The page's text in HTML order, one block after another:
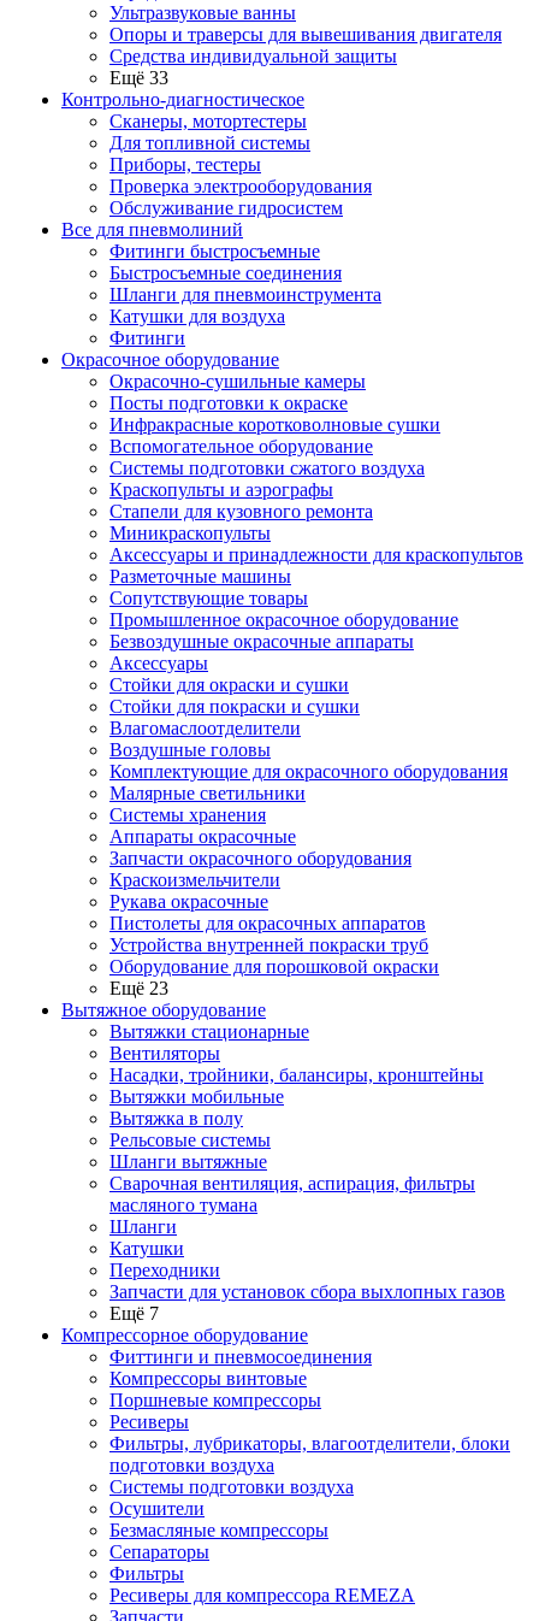
Ультразвуковые ванны
Опоры и траверсы для вывешивания двигателя
Средства индивидуальной защиты
Ещё 33
Контрольно-диагностическое
Сканеры, мотортестеры
Для топливной системы
Приборы, тестеры
Проверка электрооборудования
Обслуживание гидросистем
Все для пневмолиний
Фитинги быстросъемные
Быстросъемные соединения
Шланги для пневмоинструмента
Катушки для воздуха
Фитинги
Окрасочное оборудование
Окрасочно-сушильные камеры
Посты подготовки к окраске
Инфракрасные коротковолновые сушки
Вспомогательное оборудование
Системы подготовки сжатого воздуха
Краскопульты и аэрографы
Стапели для кузовного ремонта
Миникраскопульты
Аксессуары и принадлежности для краскопультов
Разметочные машины
Сопутствующие товары
Промышленное окрасочное оборудование
Безвоздушные окрасочные аппараты
Аксессуары
Стойки для окраски и сушки
Стойки для покраски и сушки
Влагомаслоотделители
Воздушные головы
Комплектующие для окрасочного оборудования
Малярные светильники
Системы хранения
Аппараты окрасочные
Запчасти окрасочного оборудования
Краскоизмельчители
Рукава окрасочные
Пистолеты для окрасочных аппаратов
Устройства внутренней покраски труб
Оборудование для порошковой окраски
Ещё 23
Вытяжное оборудование
Вытяжки стационарные
Вентиляторы
Насадки, тройники, балансиры, кронштейны
Вытяжки мобильные
Вытяжка в полу
Рельсовые системы
Шланги вытяжные
Сварочная вентиляция, аспирация, фильтры
масляного тумана
Шланги
Катушки
Переходники
Запчасти для установок сбора выхлопных газов
Ещё 7
Компрессорное оборудование
Фиттинги и пневмосоединения
Компрессоры винтовые
Поршневые компрессоры
Ресиверы
Фильтры, лубрикаторы, влагоотделители, блоки
подготовки воздуха
Системы подготовки воздуха
Осушители
Безмасляные компрессоры
Сепараторы
Фильтры
Ресиверы для компрессора REMEZA
Запчасти